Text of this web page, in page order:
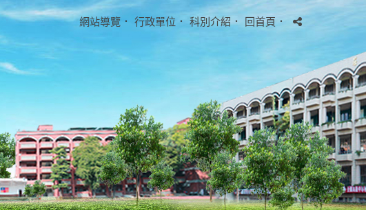
網站導覽 ． 行政單位 ． 科別介紹． 回首頁．